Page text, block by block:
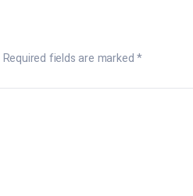
Required fields are marked*